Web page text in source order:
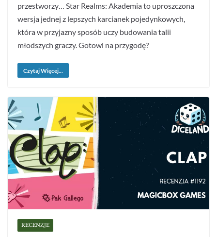
przestworzy… Star Realms: Akademia to uproszczona
wersja jednej z lepszych karcianek pojedynkowych,
która w przyjazny sposób uczy budowania talii
młodszych graczy. Gotowi na przygodę?
Czytaj Więcej...
RECENZJE